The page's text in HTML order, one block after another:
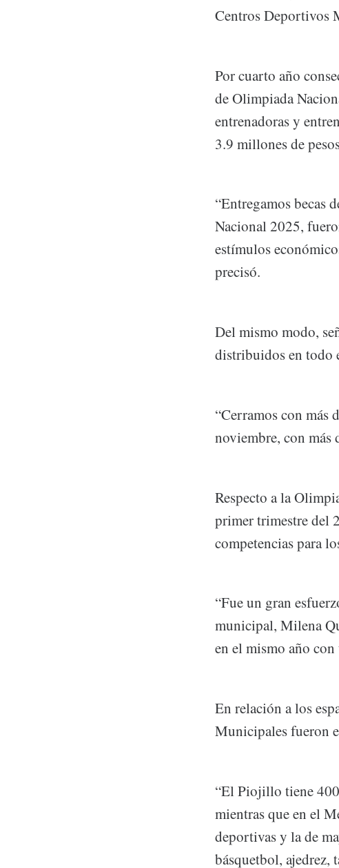
Centros Deportivos
Por cuarto año
de Olimpiada
entrenadoras y
3.9 millones de
“Entregamos becas
Nacional 2025,
estímulos
precisó.
Del mismo modo,
distribuidos en todo
“Cerramos con más
noviembre, con más
Respecto a la
primer trimestre del
competencias para
“Fue un gran
municipal, Milena
en el mismo año
En relación a los
Municipales fueron
“El Piojillo tiene 400
mientras que en el
deportivas y la de
básquetbol, ajedrez,